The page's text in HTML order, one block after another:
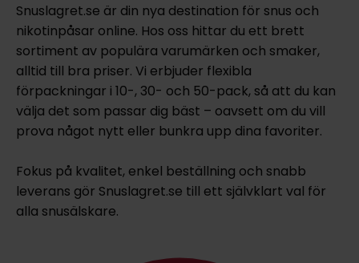
Snuslagret.se är din nya destination för snus och
nikotinpåsar online. Hos oss hittar du ett brett
sortiment av populära varumärken och smaker,
alltid till bra priser. Vi erbjuder flexibla
förpackningar i 10-, 30- och 50-pack, så att du kan
välja det som passar dig bäst – oavsett om du vill
prova något nytt eller bunkra upp dina favoriter.
Fokus på kvalitet, enkel beställning och snabb
leverans gör Snuslagret.se till ett självklart val för
alla snusälskare.